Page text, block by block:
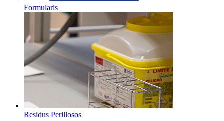
Formularis
Residus Perillosos